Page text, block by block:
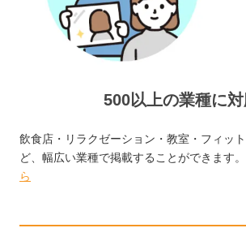
500以上の業種に
飲食店・リラクゼーション・教室・フィッ
ど、幅広い業種で掲載することができます。
ら